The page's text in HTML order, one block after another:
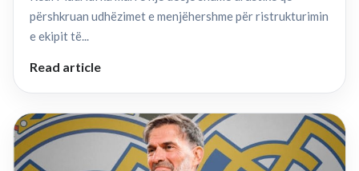
përshkruan udhëzimet e menjëhershme për ristrukturimin
e ekipit të...
Read article